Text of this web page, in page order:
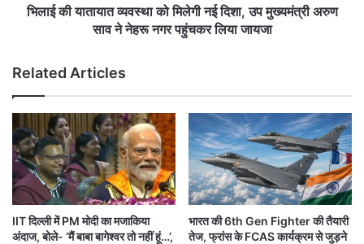
ले
गी
न
ई
दि
शा
,
उ
प
मु
भिलाई की यातायात व्यवस्था को मिलेगी नई दिशा, उप मुख्यमंत्री अरुण
साव ने नेहरू नगर पहुंचकर लिया जायजा
Related Articles
IIT दिल्ली में PM मोदी का मजाकिया
अंदाज, बोले- ‘मैं बाबा बागेश्वर तो नहीं हूं…’,
भारत की 6th Gen Fighter की तैयारी
तेज, फ्रांस के FCAS कार्यक्रम से जुड़ने